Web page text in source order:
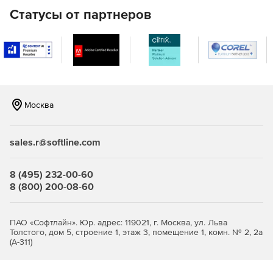
Невероятный звуковые эффекты
Современный интерфейс в сочетании с новаторским
Виртуальная драм-машина
создания мощного бита, живых техно-мелодий и EDM-
Тюниниг для голоса
вокала и отдельных фрагментах.
Статусы от партнеров
Москва
sales.r@softline.com
8 (495) 232-00-60
8 (800) 200-08-60
ПАО «Софтлайн». Юр. адрес: 119021, г. Москва, ул. Льва
Толстого, дом 5, строение 1, этаж 3, помещение 1, комн. № 2, 2а
(А-311)